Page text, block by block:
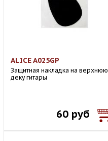
ALICE A025GP
Защитная накладка на верхнюю
деку гитары
60 руб